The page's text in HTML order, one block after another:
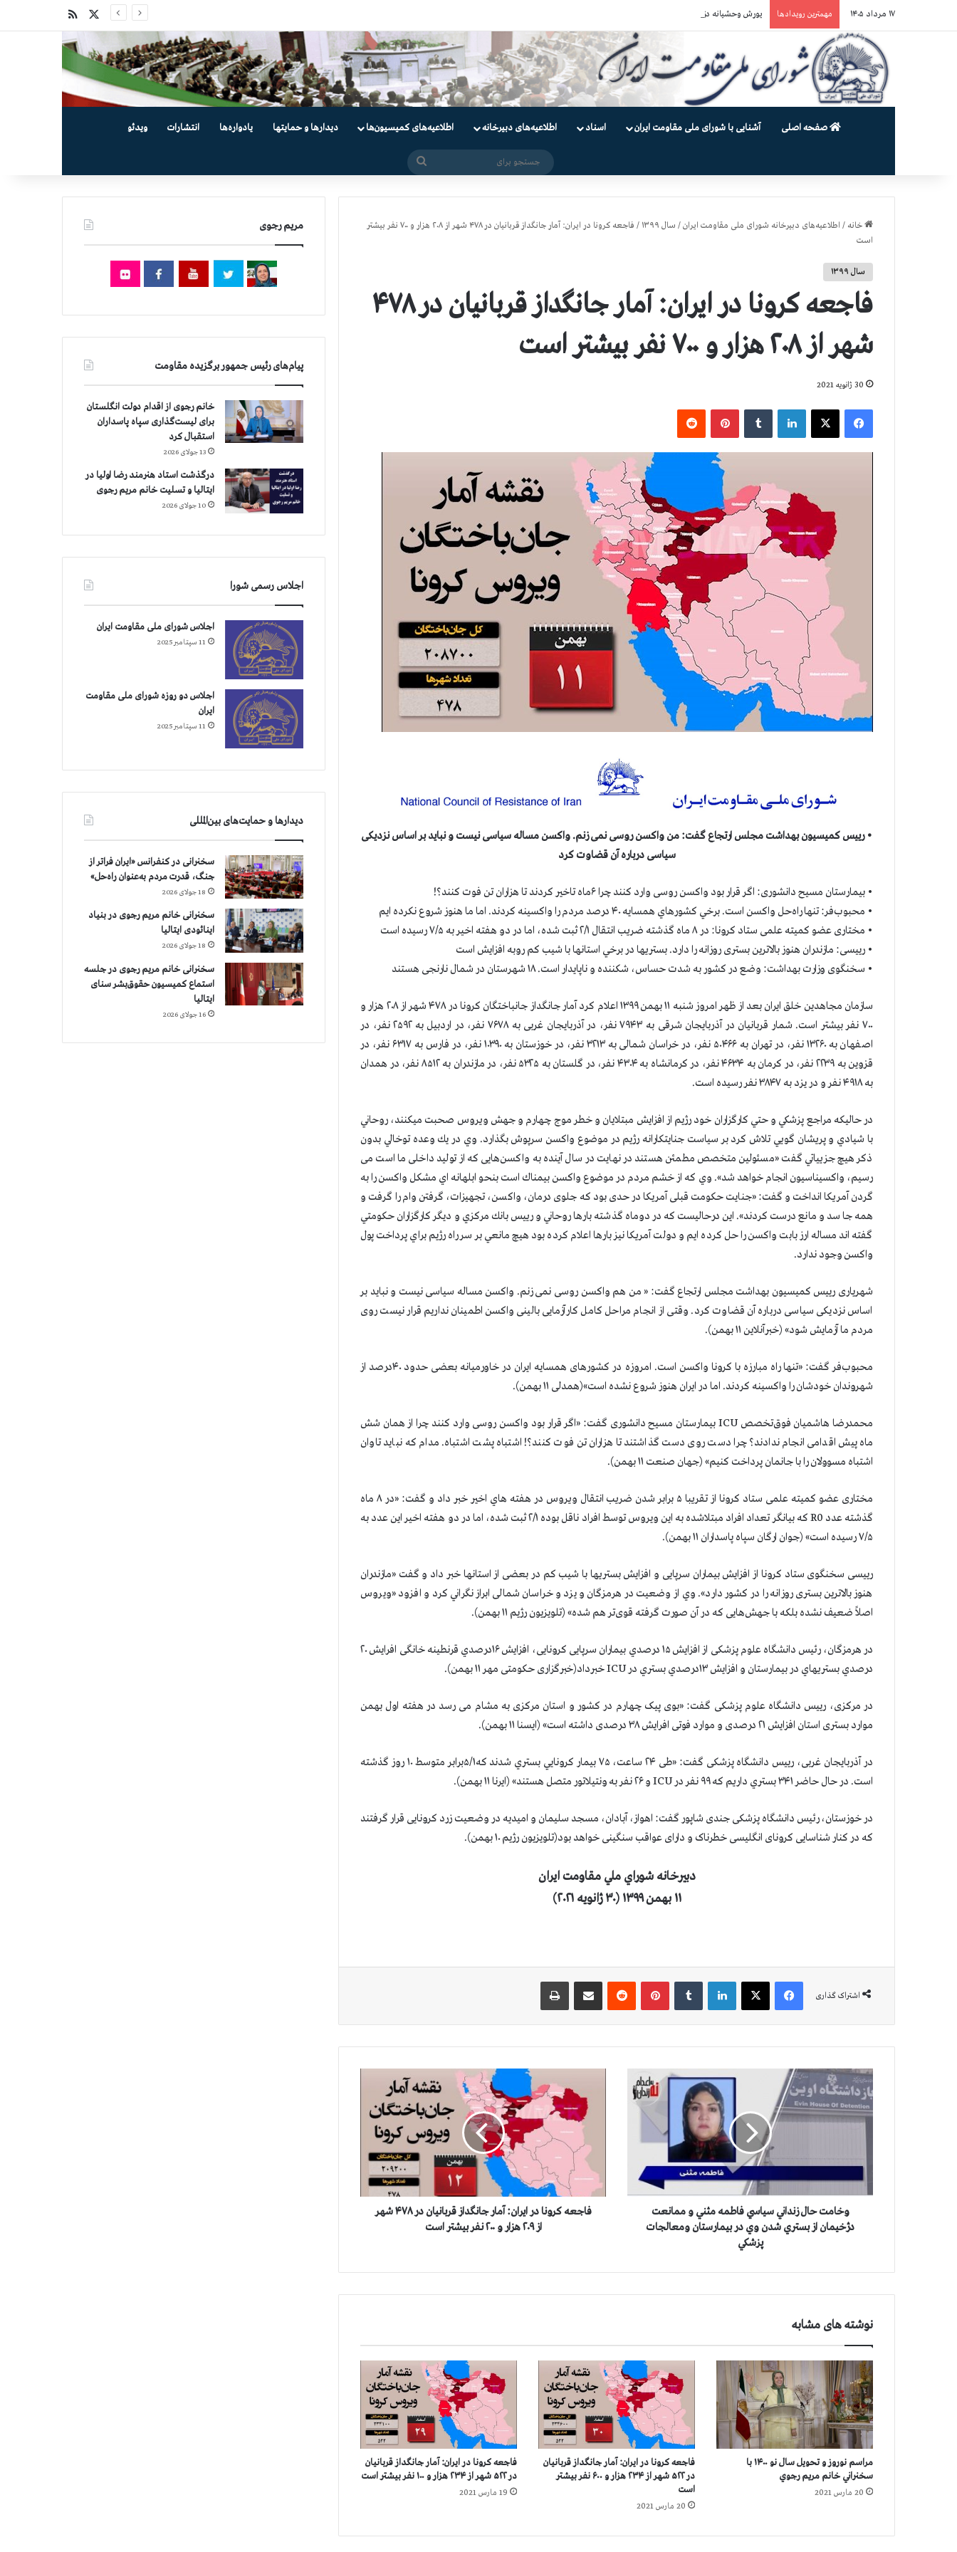
۱۷ مرداد ۱۴۰۵ مهمترین رویدادها یورش وحشیانه دژخیمان رژیم آخوندی به بند ۷ زندان اوین و ضرب‌وجرح زندانیان سیاسی
صفحه اصلی آشنایی با شورای ملی مقاومت ایران اسناد اطلاعیه‌های دبیرخانه اطلاعیه‌های کمیسیون‌‌ها دیدارها و حمایتها یادواره‌ها انتشارات ویدئو
خانه / اطلاعیه‌های دبیرخانه شورای ملی مقاومت ایران/ سال ۱۳۹۹ /
فاجعه كرونا در ايران: آمار جانگداز قربانيان در ۴۷۸ شهر از ۲۰۸ هزار و ۷۰۰ نفر بيشتر
است
سال ۱۳۹۹
فاجعه كرونا در ايران: آمار جانگداز قربانيان در ۴۷۸
شهر از ۲۰۸ هزار و ۷۰۰ نفر بيشتر است
30 ژانویه 2021
فیس بوک X ‫پین‌ترست
• رییس کمیسیون بهداشت مجلس ارتجاع گفت: من واکسن روسی نمی زنم. واکسن مساله سیاسی نیست و نباید بر اساس نزدیکی
سیاسی درباره آن قضاوت کرد
• بیمارستان مسیح دانشوری: اگر قرار بود واکسن روسی وارد کنند چرا ۶ماه تاخير كردند تا هزاران تن فوت کنند؟!
• محبوب‌فر: تنها راه‌حل واکسن است. برخي كشورهاي همسايه ۴۰ درصد مردم را واکسینه کردند. اما ما هنوز شروع نكرده ايم
• مختاری عضو کمیته علمی ستاد کرونا: در ۸ ماه گذشته ضريب انتقال ۲/۱ ثبت شده، اما در دو هفته اخیر به ۷/۵ رسیده است
• رییسی: مازندران هنوز بالاترین بستری روزانه را دارد. بستريها در برخي استانها با شيب كم روبه افزايش است
• سخنگوی وزارت بهداشت: وضع در کشور به شدت حساس، شکننده و ناپایدار است. ۱۸ شهرستان در شمال نارنجی هستند
سازمان مجاهدين خلق ايران بعد از ظهر امروز شنبه ۱۱ بهمن ۱۳۹۹ اعلام كرد آمار جانگداز جانباختگان كرونا در ۴۷۸ شهر از ۲۰۸ هزار و
۷۰۰ نفر بيشتر است. شمار قربانيان در آذربایجان شرقی به ۷۹۴۳ نفر، در آذربایجان غربی به ۷۶۷۸ نفر، در اردبیل به ۲۵۹۲ نفر، در
اصفهان به ۱۳۲۶۰ نفر، در تهران به ۵۰۴۶۶ نفر، در خراسان شمالی به ۳۲۱۳ نفر، در خوزستان به ۱۰۳۹۰ نفر، در فارس به ۶۳۱۷ نفر، در
قزوین به ۲۲۳۹ نفر، در کرمان به ۴۶۳۴ نفر، در کرمانشاه به ۴۳۰۴ نفر، در گلستان به ۵۳۲۵ نفر، در مازندران به ۸۵۱۲ نفر، در همدان
به ۴۹۱۸ نفر و در یزد به ۳۸۴۷ نفر رسیده است.
در حاليكه مراجع پزشكي و حتي كارگزاران خود رژيم از افزايش مبتلايان و خطر موج چهارم و جهش ويروس صحبت ميكنند، روحاني
با شيادي و پريشان گويي تلاش كرد بر سياست جنايتكارانه رژيم در موضوع واكسن سرپوش بگذارد. وي در يك وعده توخالي بدون
ذكر هيچ جزيياتي گفت «مسئولین متخصص مطمئن هستند در نهایت در سال آینده به واکسن‌هایی که از تولید داخلی ما است می
رسیم، واکسیناسیون انجام خواهد شد». وي كه از خشم مردم در موضوع واكسن بيمناك است بنحو ابلهانه اي مشكل واكسن را به
گردن آمريكا انداخت و گفت: «جنایت حکومت قبلی آمریکا در حدی بود که جلوی درمان، واکسن، تجهیزات، گرفتن وام را گرفت و
همه جا سد و مانع درست کردند». اين درحاليست كه در دوماه گذشته بارها روحاني و رييس بانك مركزي و ديگر كارگزاران حكومتي
گفته اند مساله ارز بابت واكسن را حل كرده ايم و دولت آمريكا نيز بارها اعلام كرده بود هيچ مانعي بر سر راه رژيم براي پرداخت پول
واكسن وجود ندارد.
شهریاری رییس کمیسیون بهداشت مجلس ارتجاع گفت: « من هم واکسن روسی نمی زنم. واکسن مساله سیاسی نیست و نباید بر
اساس نزدیکی سیاسی درباره آن قضاوت کرد. وقتی از انجام مراحل کامل کارآزمایی بالینی واکسن اطمینان نداریم قرار نیست روی
مردم ما آزمایش شود» (خبرآنلاین ۱۱ بهمن).
محبوب‌فر گفت: «تنها راه مبارزه با کرونا واکسن است. امروزه در کشورهای همسایه ایران در خاورمیانه بعضی حدود ۴۰درصد از
شهروندان خودشان را واکسینه کردند. اما در ایران هنوز شروع نشده است»(همدلی ۱۱ بهمن).
محمدرضا ‌هاشمیان فوق‌تخصص ICU بیمارستان مسیح دانشوری گفت: «اگر قرار بود واکسن روسی وارد کنند چرا از همان شش
ماه پیش اقدامی انجام ندادند؟ چرا دست روی دست گذاشتند تا هزاران تن فوت کنند؟! اشتباه پشت اشتباه. مدام که نباید تاوان
اشتباه مسوولان را با جانمان پرداخت کنیم» (جهان صنعت ۱۱ بهمن).
مختاری عضو کمیته علمی ستاد کرونا از تقريبا ۵ برابر شدن ضريب انتقال ويروس در هفته هاي اخير خبر داد و گفت: «در ۸ ماه
گذشته عدد R0 که بیانگر تعداد افراد مبتلاشده به این ویروس توسط افراد ناقل بوده ۲/۱ ثبت شده، اما در دو هفته اخیر این عدد به
۷/۵ رسیده است» (جوان ارگان سپاه پاسداران ۱۱ بهمن).
رییسی سخنگوی ستاد کرونا از افزايش بیماران سرپایی و افزايش بستريها با شيب كم در بعضی از استانها خبر داد و گفت «مازندران
هنوز بالاترین بستری روزانه را در كشور دارد». وي از وضعيت در هرمزگان و یزد و خراسان شمالی ابراز نگراني كرد و افزود «ویروس
اصلاً ضعیف نشده بلکه با جهش‌هایی که در آن صورت گرفته قوی‌تر هم شده» (تلویزیون رژیم ۱۱ بهمن).
در هرمزگان، رئیس دانشگاه علوم پزشکی از افزايش ۱۵ درصدي بيماران سرپایی کرونایی، افزايش ۱۶درصدي قرنطینه خانگی افرايش ۲۰
درصدي بستريهاي در بیمارستان‌ و افزايش ۱۳درصدي بستري در ICU خبرداد(خبرگزاری حکومتی مهر ۱۱ بهمن).
در مرکزی، رییس دانشگاه علوم پزشکی گفت: «بوی پیک چهارم در کشور و استان مرکزی به مشام می رسد در هفته اول بهمن
موارد بستری استان افزايش ۲۱ درصدی و موارد فوتی افرايش ۳۸ درصدی داشته است» (ایسنا ۱۱ بهمن).
در آذربایجان غربی، رییس دانشگاه پزشکی گفت: «طی ۲۴ ساعت، ۷۵ بیمار كرونايي بستري شدند که۵/۱برابر متوسط ۱۰ روز گذشته
است. در حال حاضر ۳۴۱ بستري داريم كه ۹۹ نفر در ICU و ۲۶ نفر به ونتیلاتور متصل هستند» (ایرنا ۱۱ بهمن).
در خوزستان، رئیس دانشگاه پزشکی جندی شاپور گفت: اهواز، آبادان، مسجد سلیمان و امیدیه در وضعیت زرد کرونایی قرار گرفتند
كه در کنار شناسایی کرونای انگلیسی خطرناک و دارای عواقب سنگینی خواهد بود(تلویزیون رژیم ۱۰ بهمن).
دبيرخانه شوراي ملي مقاومت ايران
۱۱ بهمن ۱۳۹۹ (۳۰ ژانویه ۲۰۲۱)
اشتراک گذاری
فیس بوک X ‫پین‌ترست ‫رددیت
و
خ
م
ز
ي
س
ي
ف
ا
ط
م
ه
م
ث
ن
ي
و
ا
وخامت حال زنداني سياسي فاطمه مثني و ممانعت
دژخيمان از بستري شدن وي در بيمارستان ومعالجات
پزشكي
ن
ي
آ
م
ا
ر
ا
ن
گ
د
ا
ب
فاجعه كرونا در ايران: آمار جانگداز قربانيان در ۴۷۸ شهر
از ۲۰۹ هزار و ۲۰۰ نفر بيشتر است
نوشته های مشابه
مراسم نوروز و تحویل سال نو ۱۴۰۰ با
سخنراني خانم مريم رجوي
20 مارس 2021
فاجعه كرونا در ايران: آمار جانگداز قربانيان
در ۵۲۲ شهر از ۲۳۴ هزار و ۶۰۰ نفر بيشتر
است
20 مارس 2021
فاجعه كرونا در ايران: آمار جانگداز قربانيان
در ۵۲۲ شهر از ۲۳۴ هزار و ۱۰۰ نفر بيشتر است
19 مارس 2021
مریم رجوی
پیام‌های رئیس جمهور برگزیده مقاومت
خانم رجوی از اقدام دولت انگلستان
برای لیست‌گذاری سپاه پاسداران
استقبال کرد
13 جولای 2026
درگذشت استاد هنرمند رضا اولیا در
ایتالیا و تسلیت خانم مریم رجوی
10 جولای 2026
اجلاس رسمی شورا
اجلاس شورای ملی مقاومت ایران
11 سپتامبر 2025
اجلاس دو روزه شورای ملی مقاومت
ایران
11 سپتامبر 2025
دیدارها و حمایت‌های بین‌المللی
سخنرانی در کنفرانس «ایران فراتر از
جنگ، قدرت مردم به‌عنوان راه‌حل»
18 جولای 2026
سخنرانی خانم مریم رجوی در بنیاد
اینائودی ایتالیا
18 جولای 2026
سخنرانی خانم مریم رجوی در جلسه
استماع کمیسیون حقوق‌بشر سنای
ایتالیا
16 جولای 2026